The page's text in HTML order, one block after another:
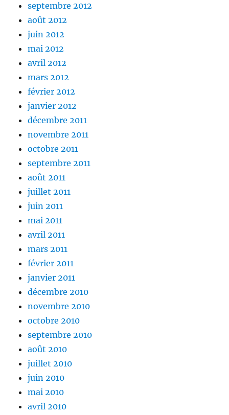
septembre 2012
août 2012
juin 2012
mai 2012
avril 2012
mars 2012
février 2012
janvier 2012
décembre 2011
novembre 2011
octobre 2011
septembre 2011
août 2011
juillet 2011
juin 2011
mai 2011
avril 2011
mars 2011
février 2011
janvier 2011
décembre 2010
novembre 2010
octobre 2010
septembre 2010
août 2010
juillet 2010
juin 2010
mai 2010
avril 2010